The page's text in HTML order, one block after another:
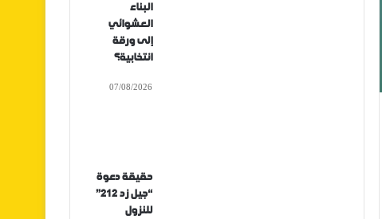
البناء
العشوائي
إلى ورقة
انتخابية؟
07/08/2026
حقيقة دعوة
“جيل زد 212”
للنزول